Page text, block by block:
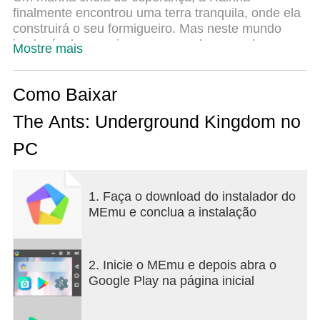
finalmente encontrou uma terra tranquila, onde ela
construirá o seu formigueiro. Mas neste mundo
implacável, os perigos se escondem a cada
diferentes estratégias de sobrevivência e
A crise se aproxima, e a colônia de formigas
garantir que temos recursos suficientes para nos
mantermos neste mundo cheio de perigos. Como
Governante, a sua principal tarefa é construir o
crises.
[Reconstruindo nosso Formigueiro]
Sobreviver é apenas o primeiro passo. É
Mostre mais
Como Baixar
The Ants: Underground Kingdom no
PC
1. Faça o download do instalador do
MEmu e conclua a instalação
2. Inicie o MEmu e depois abra o
Google Play na página inicial